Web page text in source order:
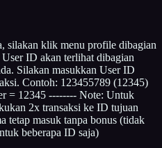
silakan klik menu profile dibagian
ID akan terlihat dibagian
Silakan masukkan User ID
Contoh: 123455789 (12345)
= 12345 -------- Note: Untuk
2x transaksi ke ID tujuan
tetap masuk tanpa bonus (tidak
beberapa ID saja)